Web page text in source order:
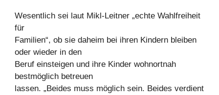
Wesentlich sei laut Mikl-Leitner „echte Wahlfreiheit
für
Familien“, ob sie daheim bei ihren Kindern bleiben
oder wieder in den
Beruf einsteigen und ihre Kinder wohnortnah
bestmöglich betreuen
lassen. „Beides muss möglich sein. Beides verdient